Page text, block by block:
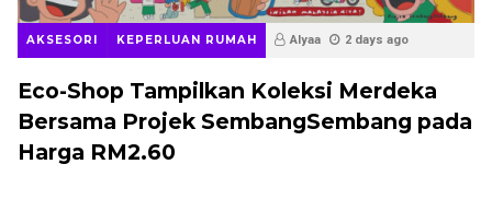
AKSESORI KEPERLUAN RUMAH Alyaa 2 days ago
Eco-Shop Tampilkan Koleksi Merdeka
Bersama Projek SembangSembang pada
Harga RM2.60